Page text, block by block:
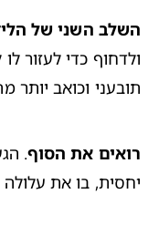
השלב השני של
תובעני וכואב יותר
רואים את הסוף
יחסית, בו את עלולה